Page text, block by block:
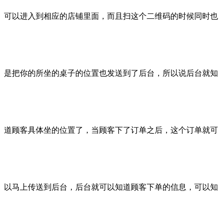
可以进入到相应的店铺里面，而且扫这个二维码的时候同时也
是把你的所坐的桌子的位置也发送到了后台，所以说后台就知
道顾客具体坐的位置了，当顾客下了订单之后，这个订单就可
以马上传送到后台，后台就可以知道顾客下单的信息，可以知